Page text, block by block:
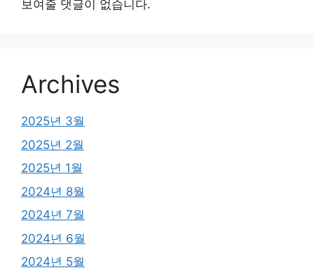
보여줄 댓글이 없습니다.
Archives
2025년 3월
2025년 2월
2025년 1월
2024년 8월
2024년 7월
2024년 6월
2024년 5월